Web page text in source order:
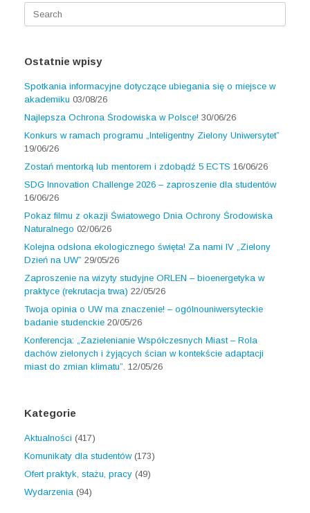
for:
Ostatnie wpisy
Spotkania informacyjne dotyczące ubiegania się o miejsce w
akademiku 03/08/26
Najlepsza Ochrona Środowiska w Polsce! 30/06/26
Konkurs w ramach programu „Inteligentny Zielony Uniwersytet”
19/06/26
Zostań mentorką lub mentorem i zdobądź 5 ECTS 16/06/26
SDG Innovation Challenge 2026 – zaproszenie dla studentów
16/06/26
Pokaz filmu z okazji Światowego Dnia Ochrony Środowiska
Naturalnego 02/06/26
Kolejna odsłona ekologicznego święta! Za nami IV „Zielony
Dzień na UW” 29/05/26
Zaproszenie na wizyty studyjne ORLEN – bioenergetyka w
praktyce (rekrutacja trwa) 22/05/26
Twoja opinia o UW ma znaczenie! – ogólnouniwersyteckie
badanie studenckie 20/05/26
Konferencja: „Zazielenianie Współczesnych Miast – Rola
dachów zielonych i żyjących ścian w kontekście adaptacji
miast do zmian klimatu”. 12/05/26
Kategorie
Aktualności (417)
Komunikaty dla studentów(173)
Ofert praktyk, stażu, pracy (49)
Wydarzenia (94)